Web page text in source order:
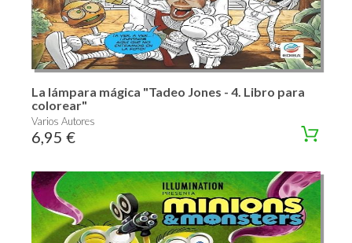
La lámpara mágica "Tadeo Jones - 4. Libro para
colorear"
Varios Autores
6,95 €